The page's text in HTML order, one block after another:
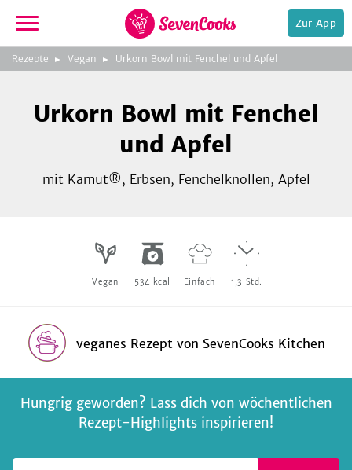
zur
Startseite
Zur App
Rezepte Vegan Urkorn Bowl mit Fenchel und ApfelFoto:
Foto:
Bild
3
zeigen
Foto:
Urkorn Bowl mit Fenchel
und Apfel
mit Kamut®, Erbsen, Fenchelknollen, Apfel
Vegan 534 kcal Einfach 1,3 Std.
veganes Rezeptvon SevenCooks Kitchen
Hungrig geworden? Lass dich von wöchentlichen
Rezept-Highlights inspirieren!